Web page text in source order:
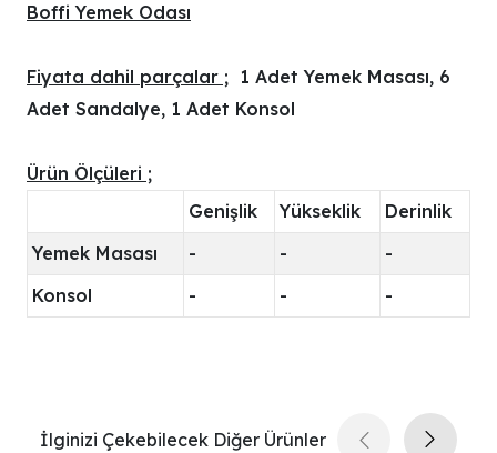
Boffi Yemek Odası
Fiyata dahil parçalar ; 1 Adet Yemek Masası, 6
Adet Sandalye, 1 Adet Konsol
Ürün Ölçüleri ;
Genişlik
Yükseklik
Derinlik
Yemek Masası
- -
-
Konsol
- - -
İlginizi Çekebilecek Diğer Ürünler